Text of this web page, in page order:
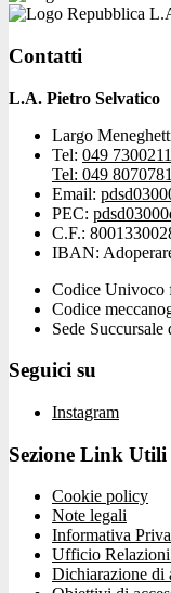
Contatti
L.A. Pietro Selvatico
Largo
Tel: 049
Tel: 049
Email:
PEC:
C.F.:
IBAN:
Codice Univoco
Codice
Sede
Seguici su
Instagram
Sezione Link Utili
Cookie policy
Note legali
Informativa
Ufficio
Dichiarazione di